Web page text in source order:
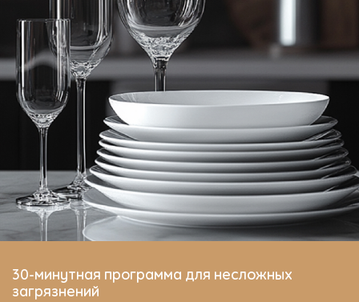
30-минутная программа для несложных
загрязнений